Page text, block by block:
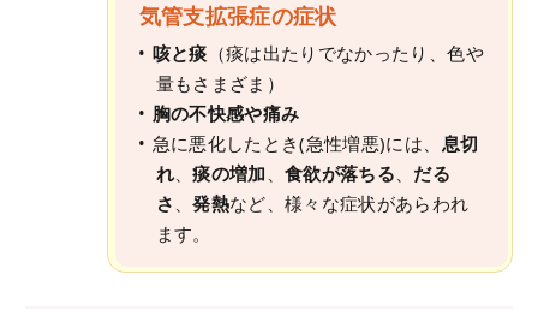
気管支拡張症の症状
咳と痰 （痰は出たりでなかったり、色や
量もさまざま）
胸の不快感や痛み
急に悪化したとき(急性増悪)には、 息切
れ、痰の増加 食欲が落ちる
だる
さ 、発熱など、様々な症状があらわれ
ます。